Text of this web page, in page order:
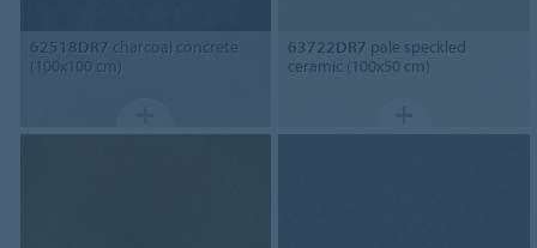
62518DR7 charcoal concrete
(100x100 cm)
63722DR7 pale speckled
ceramic (100x50 cm)